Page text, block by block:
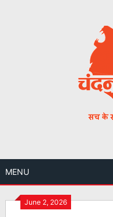
MENU
June 2, 2026